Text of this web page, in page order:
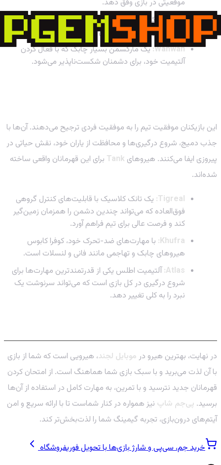
موقعیتی در بازی وفق دهد.
Claude:
کلود با سرعت حمله بالا و قابلیت جابجایی عالی،
می‌تواند در درگیری‌های تیمی ویرانگر باشد.
Wanwan: یک مارکسمن بسیار چابک که با فعال کردن
آلتیمیت خود، برای دشمنان شکست‌ناپذیر می‌شود.
این بازیکنان موفقیت تیم را به موفقیت فردی ترجیح می‌دهند. آن‌ها با
جذب دمیج، شروع درگیری‌ها و محافظت از یاران خود، نقش حیاتی در
پیروزی ایفا می‌کنند. هیروهای Tank برای این قهرمانان واقعی ساخته
شده‌اند.
Tigreal: یک تانک کلاسیک با قابلیت‌های کنترل گروهی
فوق‌العاده که می‌تواند چندین دشمن را همزمان زمین‌گیر
کند و فرصت عالی برای تیم فراهم آورد.
Khufra: با مهارت‌های ضد-تحرک خود، کوفرا کابوس
هیروهای چابک و تهاجمی مانند فانی و لنسلات است.
Atlas: آلتیمیت اطلس یکی از قدرتمندترین مهارت‌ها برای
شروع درگیری در کل بازی است که می‌تواند سرنوشت یک
نبرد را به کلی تغییر دهد.
در نهایت، بهترین هیرو در موبایل لجند، هیرویی است که شما از بازی
با آن لذت می‌برید و با سبک بازی شما هماهنگ است. از امتحان کردن
قهرمانان جدید نترسید و با تمرین، به مهارت کامل در استفاده از آن‌ها
برسید. پی‌جم شاپ نیز همواره در کنار شماست تا با ارائه سریع و امن
آیتم‌های درون‌بازی، تجربه گیمینگ شما را لذت‌بخش‌تر کند.
خرید جم، سی‌پی و شارژ بازی‌ها با تحویل فوریفروشگاه